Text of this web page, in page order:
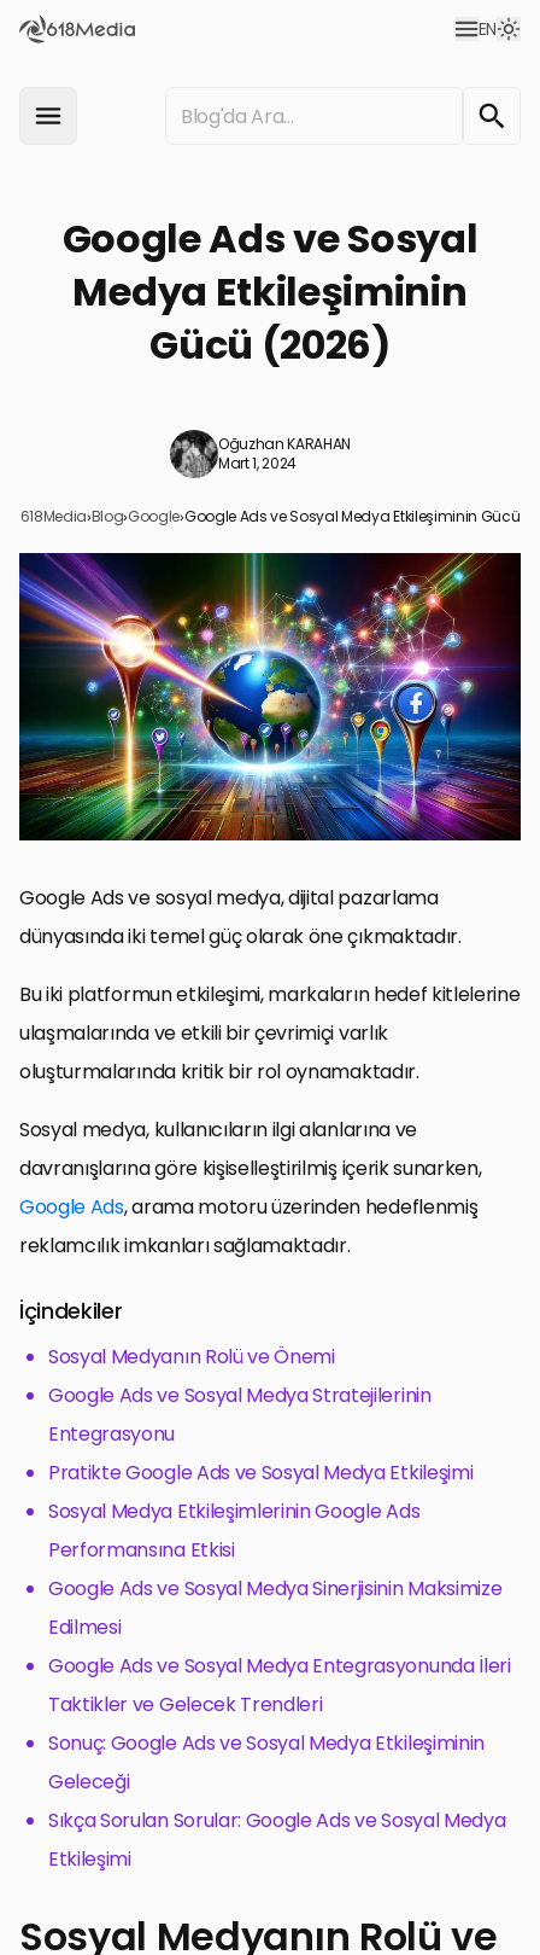
EN
Google Ads ve Sosyal
Medya Etkileşiminin
Gücü (2026)
Oğuzhan KARAHAN
Mart 1, 2024
618Media›Blog›Google›Google Ads ve Sosyal Medya Etkileşiminin Gücü
Sosyal Medyanın Rolü ve Önemi
Google Ads ve Sosyal Medya Stratejilerinin Entegrasyonu
Pratikte Google Ads ve Sosyal Medya Etkileşimi
Sosyal Medya Etkileşimlerinin Google Ads Performansına Etkisi
Google Ads ve Sosyal Medya Sinerjisinin Maksimize Edilmesi
Google Ads ve Sosyal Medya Entegrasyonunda İleri Taktikler ve
Gelecek Trendleri
Sonuç: Google Ads ve Sosyal Medya Etkileşiminin Geleceği
Sıkça Sorulan Sorular: Google Ads ve Sosyal Medya Etkileşimi
Google Ads ve sosyal medya, dijital pazarlama
dünyasında iki temel güç olarak öne çıkmaktadır.
Bu iki platformun etkileşimi, markaların hedef kitlelerine
ulaşmalarında ve etkili bir çevrimiçi varlık
oluşturmalarında kritik bir rol oynamaktadır.
Sosyal medya, kullanıcıların ilgi alanlarına ve
davranışlarına göre kişiselleştirilmiş içerik sunarken,
Google Ads, arama motoru üzerinden hedeflenmiş
reklamcılık imkanları sağlamaktadır.
İçindekiler
Sosyal Medyanın Rolü ve Önemi
Google Ads ve Sosyal Medya Stratejilerinin
Entegrasyonu
Pratikte Google Ads ve Sosyal Medya Etkileşimi
Sosyal Medya Etkileşimlerinin Google Ads
Performansına Etkisi
Google Ads ve Sosyal Medya Sinerjisinin Maksimize
Edilmesi
Google Ads ve Sosyal Medya Entegrasyonunda İleri
Taktikler ve Gelecek Trendleri
Sonuç: Google Ads ve Sosyal Medya Etkileşiminin
Geleceği
Sıkça Sorulan Sorular: Google Ads ve Sosyal Medya
Etkileşimi
Sosyal Medyanın Rolü ve